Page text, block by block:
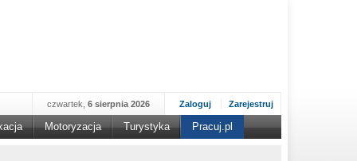
Zaloguj Zarejestruj
czwartek, 6 sierpnia 2026
Motoryzacja Turystyka Pracuj.pl